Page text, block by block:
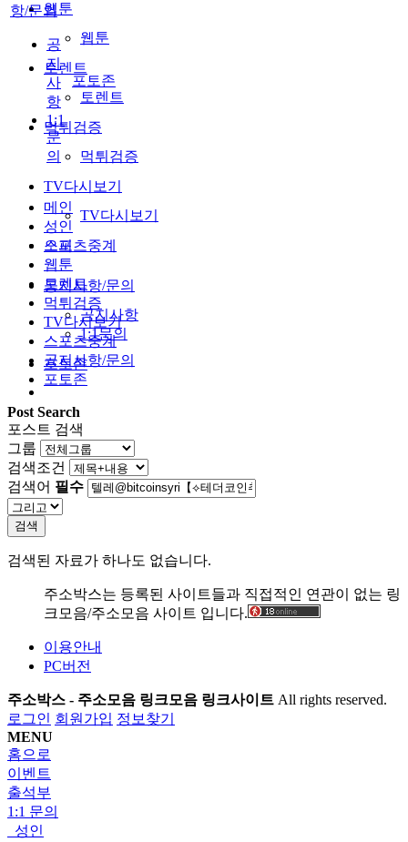
웹툰
웹툰
토렌트
토렌트
먹튀검증
먹튀검증
TV다시보기
TV다시보기
스포츠중계
공지사항/문의
공지사항
1:1문의
포토존
항/문의
공
지
사
항
1:1
문
의
포토존
메인
성인
오피
웹툰
토렌트
먹튀검증
TV다시보기
스포츠중계
공지사항/문의
포토존
Post Search
포스트 검색
그룹
검색조건
검색어 필수
검색
검색된 자료가 하나도 없습니다.
주소박스는 등록된 사이트들과 직접적인 연관이 없는 링
크모음/주소모음 사이트 입니다.
이용안내
PC버전
주소박스 - 주소모음 링크모음 링크사이트 All rights reserved.
로그인 회원가입 정보찾기
MENU
홈으로
이벤트
출석부
1:1 문의
성인